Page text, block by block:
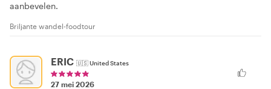
aanbevelen.
Briljante wandel-foodtour
ERIC 🇺🇸United States
27 mei 2026